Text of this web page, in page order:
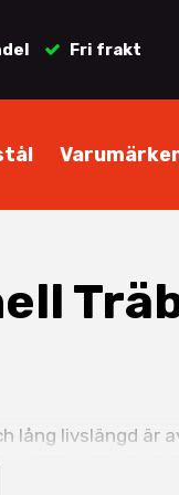
Fri frakt
livslängd är
slitits, vilket